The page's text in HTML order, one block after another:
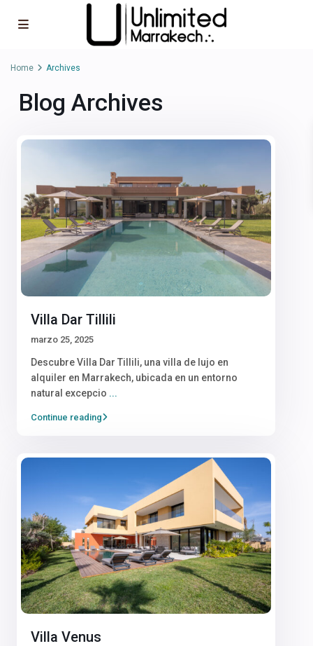
Home Archives
Blog Archives
Villa Dar Tillili
marzo 25, 2025
Descubre Villa Dar Tillili, una villa de lujo en
alquiler en Marrakech, ubicada en un entorno
natural excepcio ...
Continue reading
Villa Venus